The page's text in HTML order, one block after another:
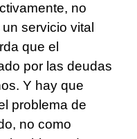
no
servicio vital
que el
por las deudas
Y hay que
problema de
no como